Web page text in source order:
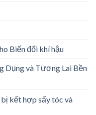
Biến đổi khí hậu
Dụng và Tương Lai Bền
kết hợp sấy tóc và